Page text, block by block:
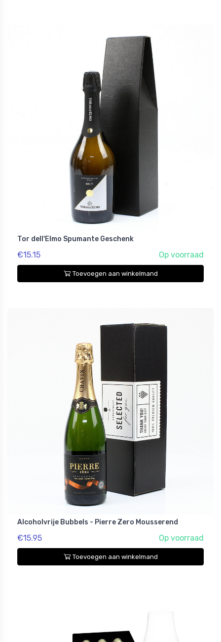
Tor dell'Elmo Spumante Geschenk
€15.15 Op voorraad
Toevoegen aan winkelmand
Alcoholvrije Bubbels - Pierre Zero Mousserend
€15.95 Op voorraad
Toevoegen aan winkelmand